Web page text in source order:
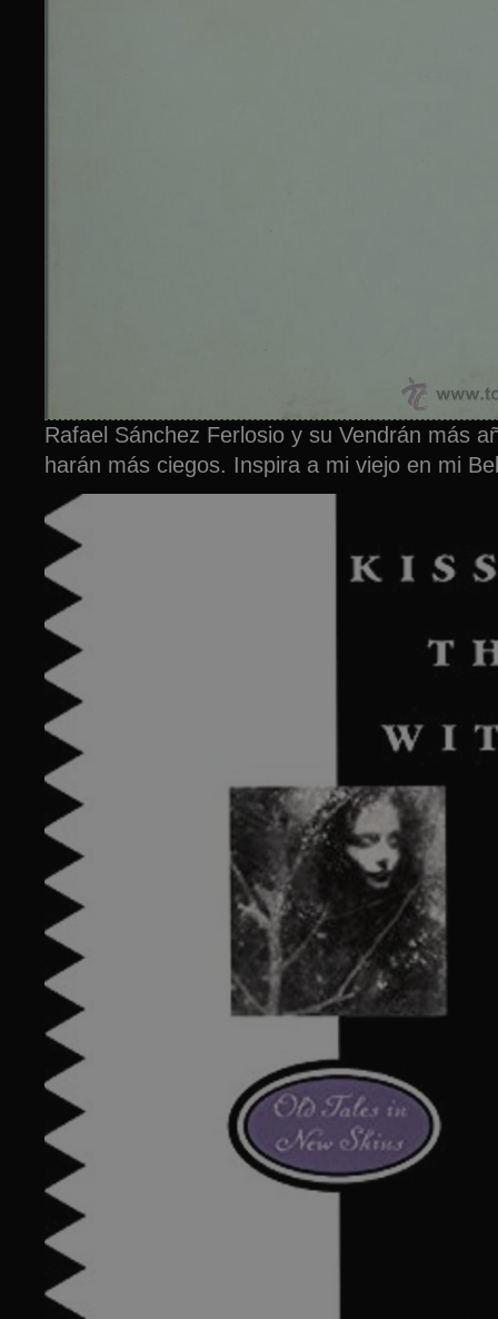
Rafael Sánchez Ferlosio y su Vendrán más
harán más ciegos. Inspira a mi viejo en mi